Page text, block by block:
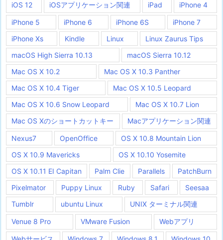
iOS 12
iOSアプリケーション関連 iPad iPhone 4
iPhone 5 iPhone 6 iPhone 6S
iPhone 7
iPhone Xs
Kindle Linux
Linux Zaurus Tips
macOS High Sierra 10.13
macOS Sierra 10.12
Mac OS X 10.2
Mac OS X 10.3 Panther
Mac OS X 10.4 Tiger
Mac OS X 10.5 Leopard
Mac OS X 10.6 Snow Leopard
Mac OS X 10.7 Lion
Mac OS Xのショートカットキー
Macアプリケーション関連
Nexus7 OpenOffice
OS X 10.8 Mountain Lion
OS X 10.9 Mavericks
OS X 10.10 Yosemite
OS X 10.11 EI Capitan
Palm Clie Parallels
PatchBurn
Pixelmator
Puppy Linux Ruby Safari
Seesaa
Tumblr
ubuntu Linux UNIX ターミナル関連
Venue 8 Pro VMware Fusion Webアプリ